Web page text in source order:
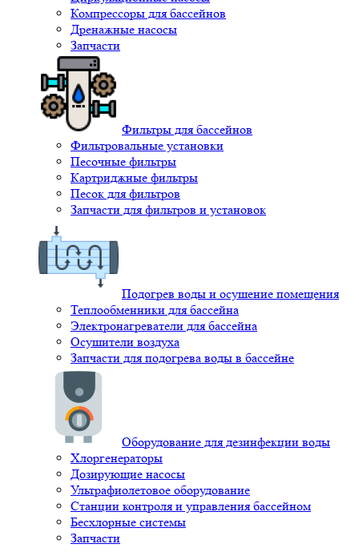
Компрессоры для бассейнов
Дренажные насосы
Запчасти
Фильтры для бассейнов
Фильтровальные установки
Песочные фильтры
Картриджные фильтры
Песок для фильтров
Запчасти для фильтров и установок
Подогрев воды и осушение помещения
Теплообменники для бассейна
Электронагреватели для бассейна
Осушители воздуха
Запчасти для подогрева воды в бассейне
Оборудование для дезинфекции воды
Хлоргенераторы
Дозирующие насосы
Ультрафиолетовое оборудование
Станции контроля и управления бассейном
Бесхлорные системы
Запчасти